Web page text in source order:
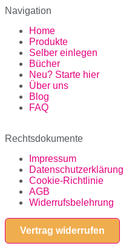
Navigation
Home
Produkte
Selber einlegen
Bücher
Neu? Starte hier
Über uns
Blog
FAQ
Rechtsdokumente
Impressum
Datenschutzerklärung
Cookie-Richtlinie
AGB
Widerrufsbelehrung
Vertrag widerrufen